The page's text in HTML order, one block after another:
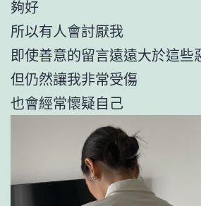
夠好
所以有人會討厭我
即使善意的留言遠遠大於這些
但仍然讓我非常受傷
也會經常懷疑自己